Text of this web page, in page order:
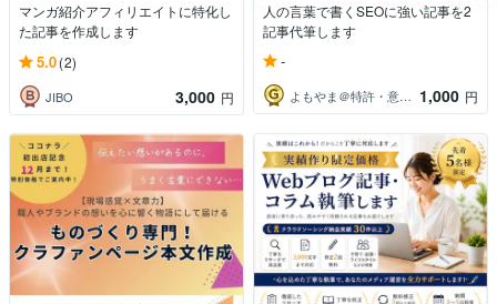
マンガ紹介アフィリエイトに特化し
た記事を作成します
5.0(2)
JIBO 3,000 円
人の言葉で書くSEOに強い記事を2
記事代筆します
-
よもやま＠特許・意匠・商標プロ知財調査 1,000 円